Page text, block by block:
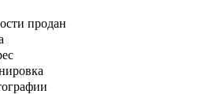
продан